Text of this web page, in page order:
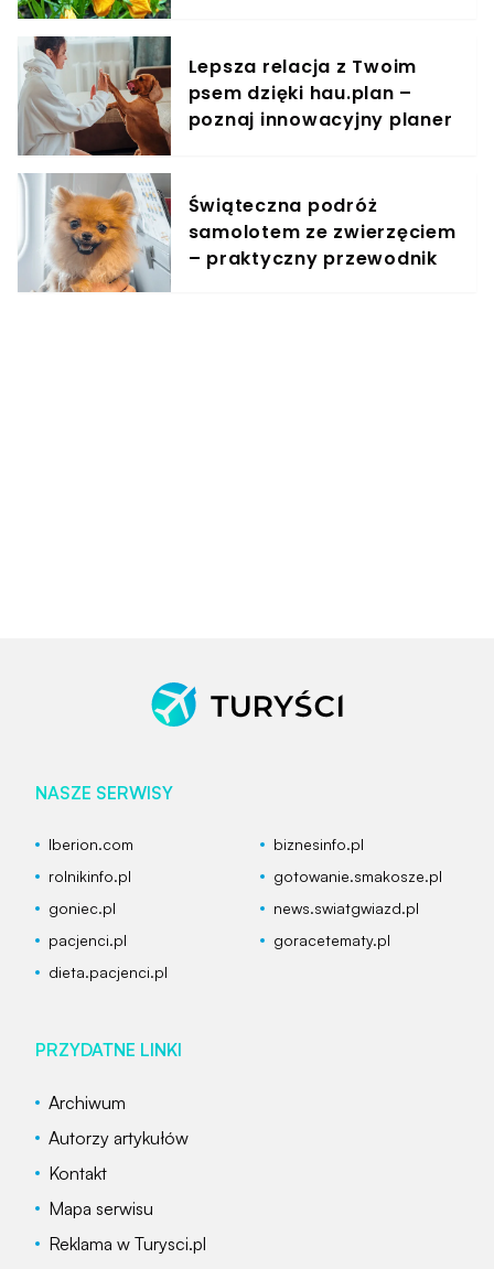
Lepsza relacja z Twoim
psem dzięki hau.plan –
poznaj innowacyjny planer
Świąteczna podróż
samolotem ze zwierzęciem
– praktyczny przewodnik
NASZE SERWISY
Iberion.com
biznesinfo.pl
rolnikinfo.pl
gotowanie.smakosze.pl
goniec.pl
news.swiatgwiazd.pl
pacjenci.pl
goracetematy.pl
dieta.pacjenci.pl
PRZYDATNE LINKI
Archiwum
Autorzy artykułów
Kontakt
Mapa serwisu
Reklama w Turysci.pl